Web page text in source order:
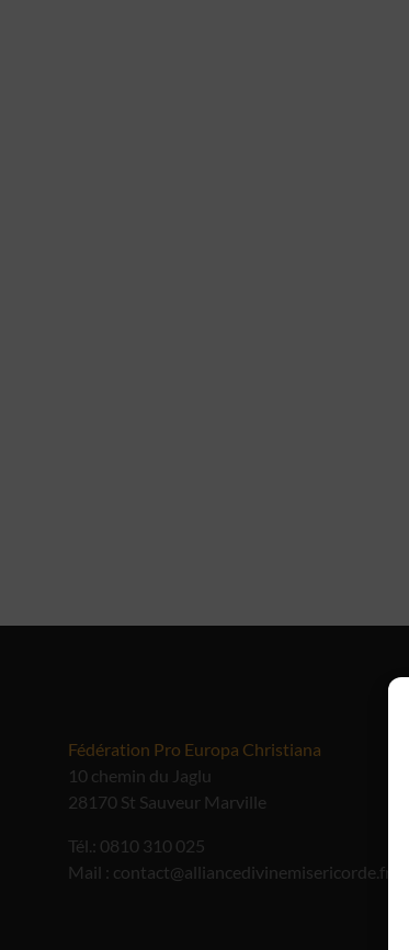
Fédération Pro Europa Christiana
10 chemin du Jaglu
28170 St Sauveur Marville
Tél.: 0810 310 025
Mail : contact@alliancedivinemisericorde.fr